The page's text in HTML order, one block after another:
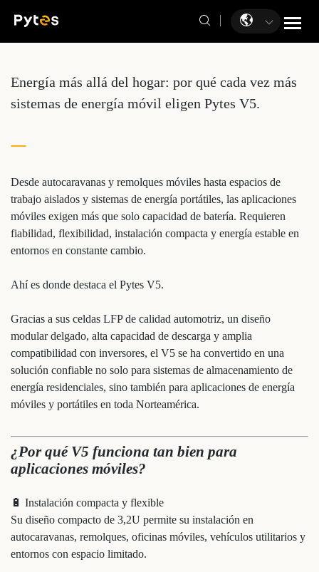
Energía más allá del hogar: por qué cada vez más
sistemas de energía móvil eligen Pytes V5.
Desde autocaravanas y remolques móviles hasta espacios de
trabajo aislados y sistemas de energía portátiles, las aplicaciones
móviles exigen más que solo capacidad de batería. Requieren
fiabilidad, flexibilidad, instalación compacta y energía estable en
entornos en constante cambio.
Ahí es donde destaca el Pytes V5.
Gracias a sus celdas LFP de calidad automotriz, un diseño
modular delgado, alta capacidad de descarga y amplia
compatibilidad con inversores, el V5 se ha convertido en una
solución confiable no solo para sistemas de almacenamiento de
energía residenciales, sino también para aplicaciones de energía
móviles y portátiles en toda Norteamérica.
¿Por qué V5 funciona tan bien para
aplicaciones móviles?
🔋 Instalación compacta y flexible
Su diseño compacto de 3,2U permite su instalación en
autocaravanas, remolques, oficinas móviles, vehículos utilitarios y
entornos con espacio limitado.